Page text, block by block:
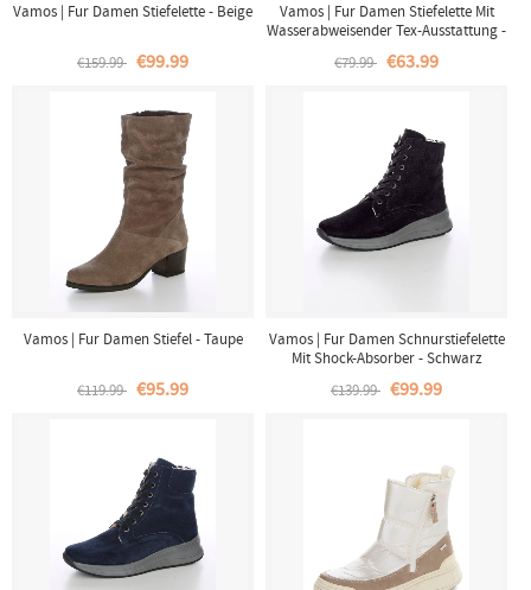
Vamos | Fur Damen Stiefelette - Beige
€159.99 €99.99
Vamos | Fur Damen Stiefelette Mit
Wasserabweisender Tex-Ausstattung -
€79.99 €63.99
Vamos | Fur Damen Stiefel - Taupe
€119.99 €95.99
Vamos | Fur Damen Schnurstiefelette
Mit Shock-Absorber - Schwarz
€139.99 €99.99